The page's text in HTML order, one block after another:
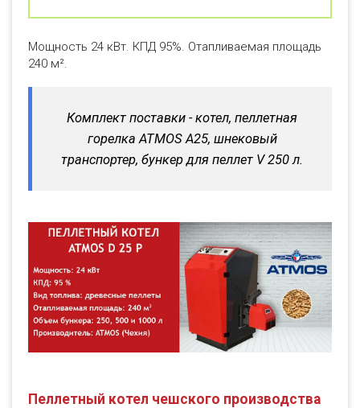
Мощность 24 кВт. КПД 95%. Отапливаемая площадь
240 м².
Комплект поставки - котел, пеллетная
горелка ATMOS A25, шнековый
транспортер, бункер для пеллет V 250 л.
Пеллетный котел чешского производства